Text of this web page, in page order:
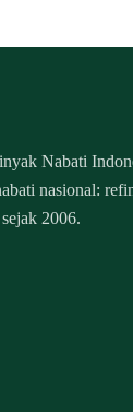
Nabati
nasional:
2006.